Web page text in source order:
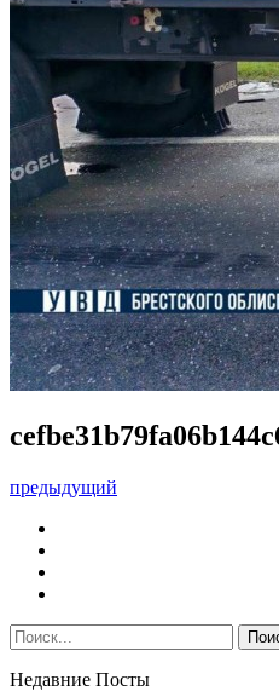
предыдущий
Недавние Посты